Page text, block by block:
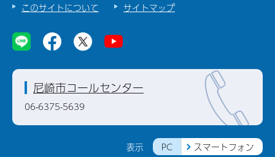
このサイトについて
サイトマップ
表示 PC スマートフォン
尼崎市コールセンター
06-6375-5639